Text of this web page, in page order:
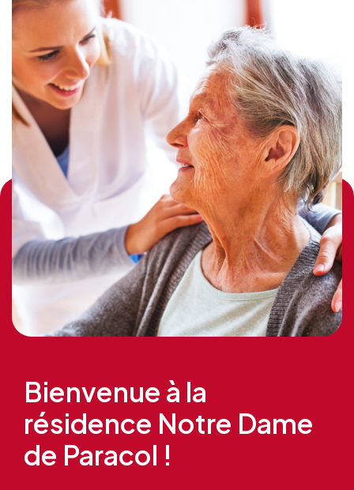
Bienvenue à la
résidence Notre Dame
de Paracol !